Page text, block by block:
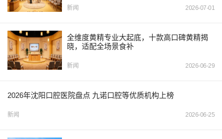
新闻 2026-07-01
全维度黄精专业大起底，十款高口碑黄精揭
晓，适配全场景食补
新闻 2026-06-29
2026年沈阳口腔医院盘点 九诺口腔等优质机构上榜
新闻 2026-06-25